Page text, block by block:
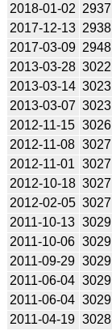
2018-01-02 2937
2017-12-13 2938
2017-03-09 2948
2013-03-28 3022
2013-03-14 3023
2013-03-07 3023
2012-11-15 3026
2012-11-08 3027
2012-11-01 3027
2012-10-18 3027
2012-02-05 3027
2011-10-13 3029
2011-10-06 3029
2011-09-29 3029
2011-06-04 3029
2011-06-04 3029
2011-04-19 3028